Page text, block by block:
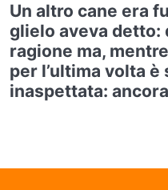
Un altro cane era
glielo aveva detto:
ragione ma,
per l’ultima volta
inaspettata: